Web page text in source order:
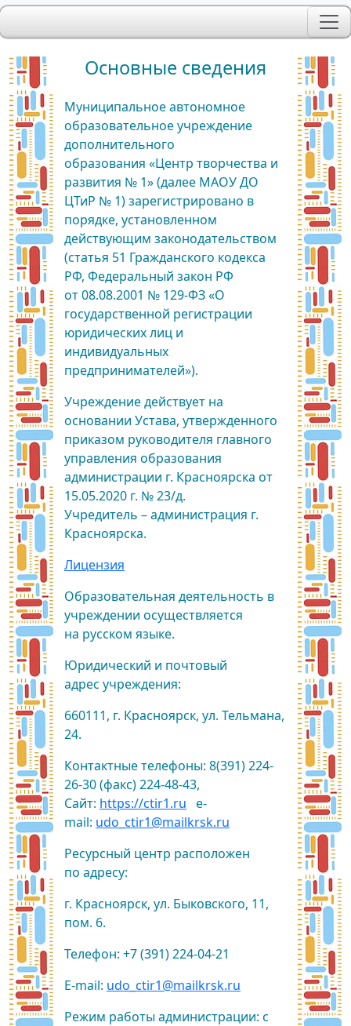
Основные сведения
Муниципальное автономное
образовательное учреждение
дополнительного
образования «Центр творчества и
развития № 1» (далее МАОУ ДО
ЦТиР № 1) зарегистрировано в
порядке, установленном
действующим законодательством
(статья 51 Гражданского кодекса
РФ, Федеральный закон РФ
от 08.08.2001 № 129-ФЗ «О
государственной регистрации
юридических лиц и
индивидуальных
предпринимателей»).
Учреждение действует на
основании Устава, утвержденного
приказом руководителя главного
управления образования
администрации г. Красноярска от
15.05.2020 г. № 23/д.
Учредитель – администрация г.
Красноярска.
Лицензия
Образовательная деятельность в
учреждении осуществляется
на русском языке.
Юридический и почтовый
адрес учреждения:
660111, г. Красноярск, ул. Тельмана,
24.
Контактные телефоны: 8(391) 224-
26-30 (факс) 224-48-43,
Сайт: https://ctir1.ru e-
mail: udo_ctir1@mailkrsk.ru
Ресурсный центр расположен
по адресу:
г. Красноярск, ул. Быковского, 11,
пом. 6.
Телефон: +7 (391) 224-04-21
E-mail: udo_ctir1@mailkrsk.ru
Режим работы администрации: с